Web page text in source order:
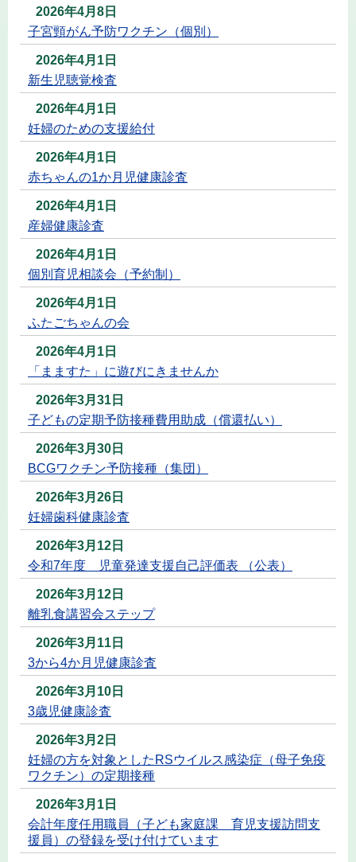
2026年4月8日
子宮頸がん予防ワクチン（個別）
2026年4月1日
新生児聴覚検査
2026年4月1日
妊婦のための支援給付
2026年4月1日
赤ちゃんの1か月児健康診査
2026年4月1日
産婦健康診査
2026年4月1日
個別育児相談会（予約制）
2026年4月1日
ふたごちゃんの会
2026年4月1日
「まますた」に遊びにきませんか
2026年3月31日
子どもの定期予防接種費用助成（償還払い）
2026年3月30日
BCGワクチン予防接種（集団）
2026年3月26日
妊婦歯科健康診査
2026年3月12日
令和7年度 児童発達支援自己評価表 （公表）
2026年3月12日
離乳食講習会ステップ
2026年3月11日
3から4か月児健康診査
2026年3月10日
3歳児健康診査
2026年3月2日
妊婦の方を対象としたRSウイルス感染症（母子免疫
ワクチン）の定期接種
2026年3月1日
会計年度任用職員（子ども家庭課 育児支援訪問支
援員）の登録を受け付けています